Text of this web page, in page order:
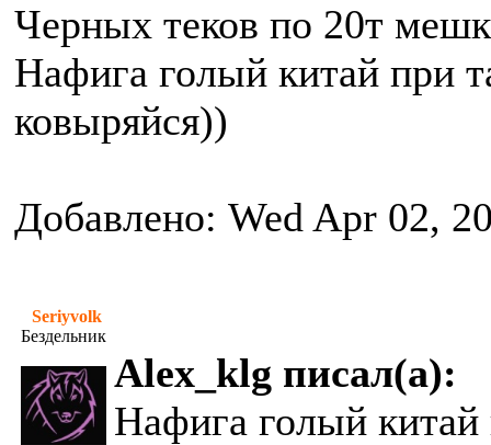
Черных теков по 20т
Нафига голый китай при
ковыряйся))
Добавлено: Wed Apr 02,
Seriyvolk
Бездельник
Alex_klg писал(а):
Нафига голый